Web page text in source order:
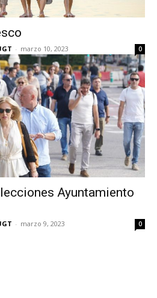
- marzo 10, 2023 0
Ayuntamiento
- marzo 9, 2023 0